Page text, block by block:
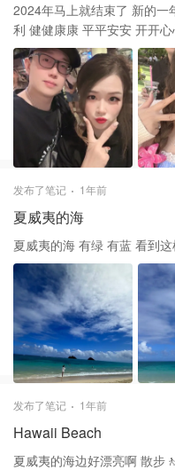
2024年马上就结束了 新的一
利 健健康康 平平安安 开开
发布了笔记 1年前
夏威夷的海
夏威夷的海 有绿 有蓝 看到
发布了笔记 1年前
Hawaii Beach
夏威夷的海边好漂亮啊 散步